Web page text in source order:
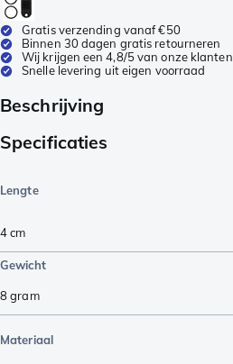
Gratis verzending vanaf €50
Binnen 30 dagen gratis retourneren
Wij krijgen een 4,8/5 van onze klanten
Snelle levering uit eigen voorraad
Beschrijving
Specificaties
Lengte
4cm
Gewicht
8gram
Materiaal